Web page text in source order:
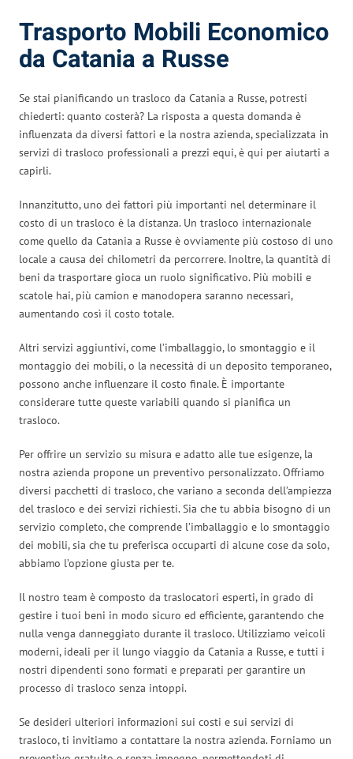
Trasporto Mobili Economico
da Catania a Russe
Se stai pianificando un trasloco da Catania a Russe, potresti
chiederti: quanto costerà? La risposta a questa domanda è
influenzata da diversi fattori e la nostra azienda, specializzata in
servizi di trasloco professionali a prezzi equi, è qui per aiutarti a
capirli.
Innanzitutto, uno dei fattori più importanti nel determinare il
costo di un trasloco è la distanza. Un trasloco internazionale
come quello da Catania a Russe è ovviamente più costoso di uno
locale a causa dei chilometri da percorrere. Inoltre, la quantità di
beni da trasportare gioca un ruolo significativo. Più mobili e
scatole hai, più camion e manodopera saranno necessari,
aumentando così il costo totale.
Altri servizi aggiuntivi, come l’imballaggio, lo smontaggio e il
montaggio dei mobili, o la necessità di un deposito temporaneo,
possono anche influenzare il costo finale. È importante
considerare tutte queste variabili quando si pianifica un
trasloco.
Per offrire un servizio su misura e adatto alle tue esigenze, la
nostra azienda propone un preventivo personalizzato. Offriamo
diversi pacchetti di trasloco, che variano a seconda dell’ampiezza
del trasloco e dei servizi richiesti. Sia che tu abbia bisogno di un
servizio completo, che comprende l’imballaggio e lo smontaggio
dei mobili, sia che tu preferisca occuparti di alcune cose da solo,
abbiamo l’opzione giusta per te.
Il nostro team è composto da traslocatori esperti, in grado di
gestire i tuoi beni in modo sicuro ed efficiente, garantendo che
nulla venga danneggiato durante il trasloco. Utilizziamo veicoli
moderni, ideali per il lungo viaggio da Catania a Russe, e tutti i
nostri dipendenti sono formati e preparati per garantire un
processo di trasloco senza intoppi.
Se desideri ulteriori informazioni sui costi e sui servizi di
trasloco, ti invitiamo a contattare la nostra azienda. Forniamo un